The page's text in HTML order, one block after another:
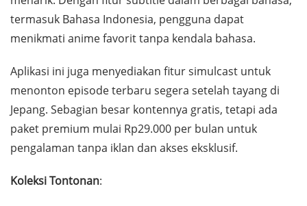
termasuk Bahasa Indonesia, pengguna dapat
menikmati anime favorit tanpa kendala bahasa.
Aplikasi ini juga menyediakan fitur simulcast untuk
menonton episode terbaru segera setelah tayang di
Jepang. Sebagian besar kontennya gratis, tetapi ada
paket premium mulai Rp29.000 per bulan untuk
pengalaman tanpa iklan dan akses eksklusif.
Koleksi Tontonan: